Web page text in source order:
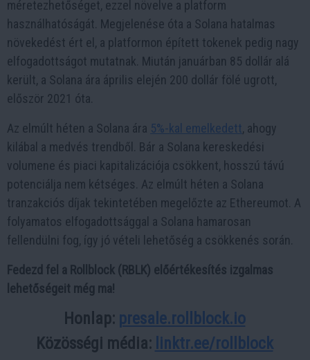
méretezhetőséget, ezzel növelve a platform
használhatóságát. Megjelenése óta a Solana hatalmas
növekedést ért el, a platformon épített tokenek pedig nagy
elfogadottságot mutatnak. Miután januárban 85 dollár alá
került, a Solana ára április elején 200 dollár fölé ugrott,
először 2021 óta.
Az elmúlt héten a Solana ára 5%-kal emelkedett, ahogy
kilábal a medvés trendből. Bár a Solana kereskedési
volumene és piaci kapitalizációja csökkent, hosszú távú
potenciálja nem kétséges. Az elmúlt héten a Solana
tranzakciós díjak tekintetében megelőzte az Ethereumot. A
folyamatos elfogadottsággal a Solana hamarosan
fellendülni fog, így jó vételi lehetőség a csökkenés során.
Fedezd fel a Rollblock (RBLK) előértékesítés izgalmas
lehetőségeit még ma!
Honlap: presale.rollblock.io
Közösségi média:
linktr.ee/rollblock